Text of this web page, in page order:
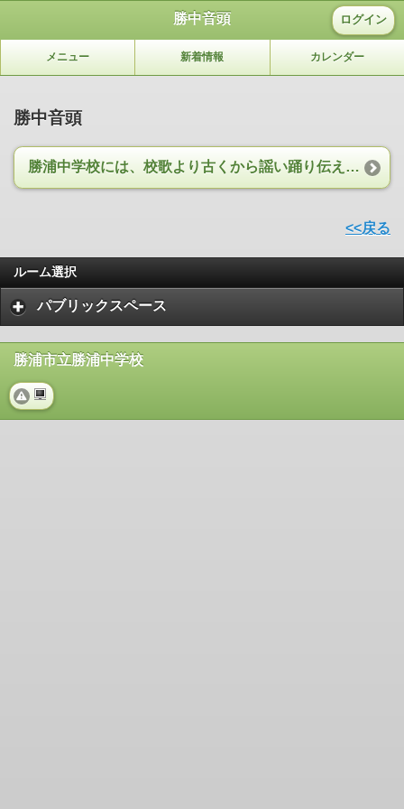
勝中音頭 ログイン
メニュー 新着情報 カレンダー
勝中音頭
勝浦中学校には、校歌より古くから謡い踊り伝えられている音頭がある
<<戻る
ルーム選択
パブリックスペース
勝浦市立勝浦中学校